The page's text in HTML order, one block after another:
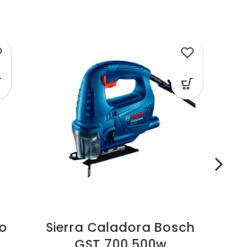
Sierra Caladora Bosch